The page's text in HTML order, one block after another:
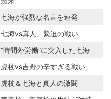
七海が強烈な名言を連発
七海vs真人、緊迫の戦い
“時間外労働”に突入した七海
虎杖vs吉野の辛すぎる戦い
虎杖＆七海と真人の激闘